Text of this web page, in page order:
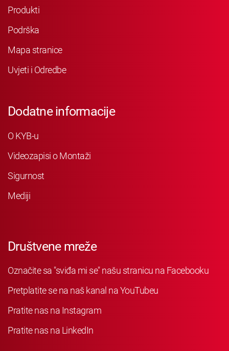
Produkti
Podrška
Mapa stranice
Uvjeti i Odredbe
Dodatne informacije
O KYB-u
Videozapisi o Montaži
Sigurnost
Mediji
Društvene mreže
Označite sa "sviđa mi se" našu stranicu na Facebooku
Pretplatite se na naš kanal na YouTubeu
Pratite nas na Instagram
Pratite nas na LinkedIn